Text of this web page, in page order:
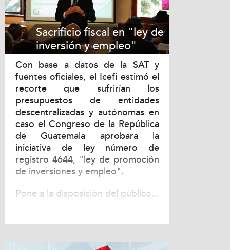
Sacrificio fiscal en "ley de
inversión y empleo"
Con base a datos de la SAT y
fuentes oficiales, el Icefi estimó el
recorte que sufrirían los
presupuestos de entidades
descentralizadas y autónomas en
caso el Congreso de la República
de Guatemala aprobara la
iniciativa de ley número de
registro 4644, "ley de promoción
de inversiones y empleo".
Pone a la disposición del público...